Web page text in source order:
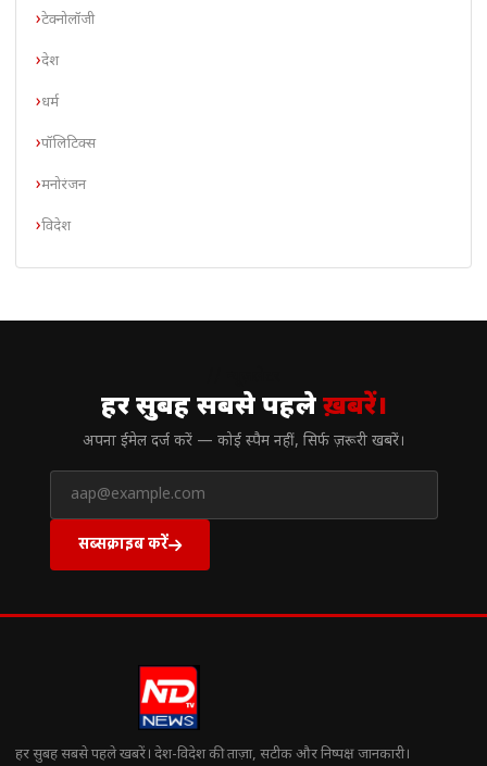
टेक्नोलॉजी
देश
धर्म
पॉलिटिक्स
मनोरंजन
विदेश
हर सुबह सबसे पहलेख़बरें।
अपना ईमेल दर्ज करें — कोई स्पैम नहीं, सिर्फ ज़रूरी खबरें।
सब्सक्राइब करें
हर सुबह सबसे पहले खबरें। देश-विदेश की ताज़ा, सटीक और निष्पक्ष जानकारी।